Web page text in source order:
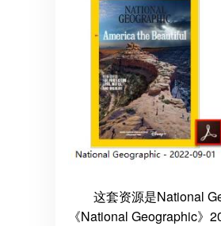
这套资源是National
《National Geographic》